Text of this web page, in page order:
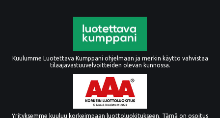
Kuulumme Luotettava Kumppani ohjelmaan ja merkin käyttö vahvistaa
tilaajavastuuvelvoitteiden olevan kunnossa.
Yrityksemme kuuluu korkeimpaan luottoluokitukseen. Tämä on osoitus